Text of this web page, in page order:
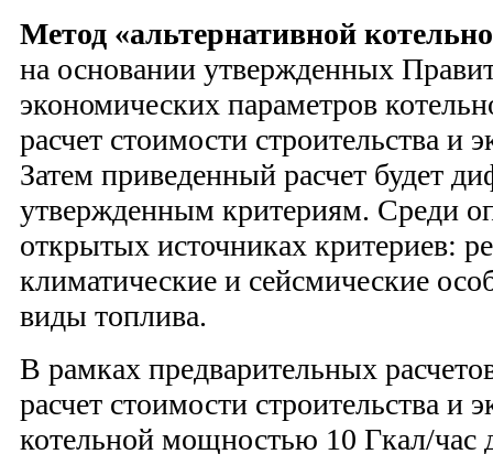
Метод «альтернативной
на основании утвержденных
экономических параметров
расчет стоимости строительства и
Затем приведенный расчет будет
утвержденным критериям. Среди
открытых источниках критериев:
климатические и сейсмические
виды топлива.
В рамках предварительных
расчет стоимости строительства и
котельной мощностью 10 Гкал/час